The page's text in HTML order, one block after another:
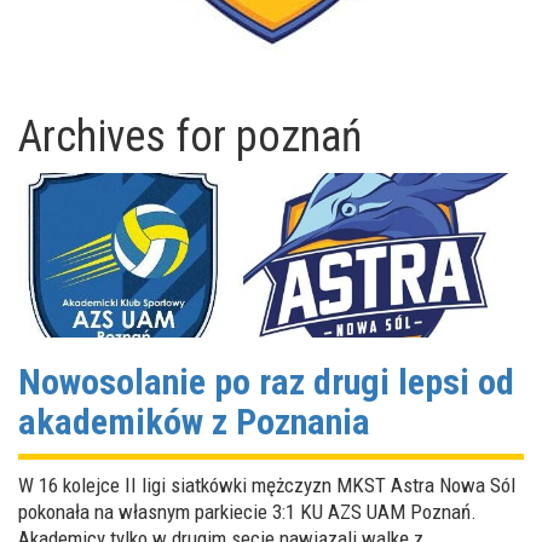
Archives for poznań
Nowosolanie po raz drugi lepsi od
akademików z Poznania
W 16 kolejce II ligi siatkówki mężczyzn MKST Astra Nowa Sól
pokonała na własnym parkiecie 3:1 KU AZS UAM Poznań.